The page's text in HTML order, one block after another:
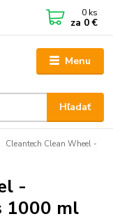
Menu
Hľadať
0 ks
za 0 €
Cleantech Clean Wheel -
-
1000 ml